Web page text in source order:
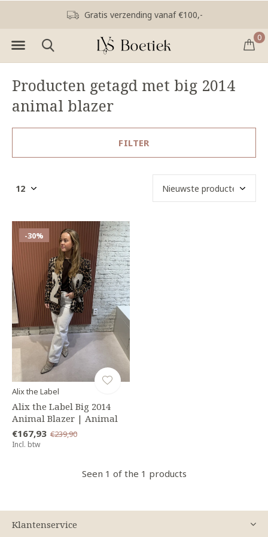
0
Gratis verzending vanaf €100,-
Producten getagd met big 2014
animal blazer
FILTER
-30%
Alix the Label
Alix the Label Big 2014
Animal Blazer | Animal
€167,93 €239,90
Incl. btw
Seen 1 of the 1 products
Klantenservice